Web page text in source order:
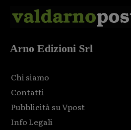
Arno Edizioni Srl
Chi siamo
Contatti
Pubblicità su Vpost
Info Legali